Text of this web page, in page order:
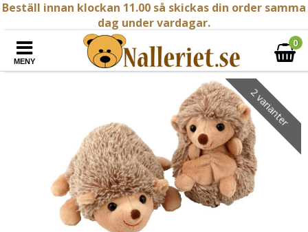
Beställ innan klockan 11.00 så skickas din order samma
dag under vardagar.
MENY
0
2 varianter